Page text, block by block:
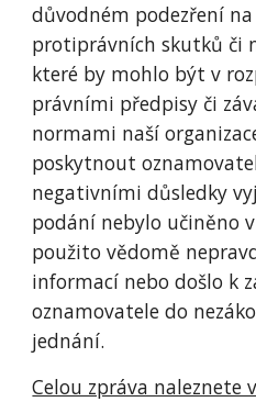
důvodném podezření
protiprávních skutků či
které by mohlo být v
právními předpisy či
normami naší
poskytnout
negativními důsledky
podání nebylo učiněno
použito vědomě
informací nebo došlo k
oznamovatele do
jednání.
Celou zpráva